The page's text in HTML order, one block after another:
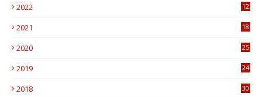
2022
12
2021
18
2020
25
2019
24
2018
30